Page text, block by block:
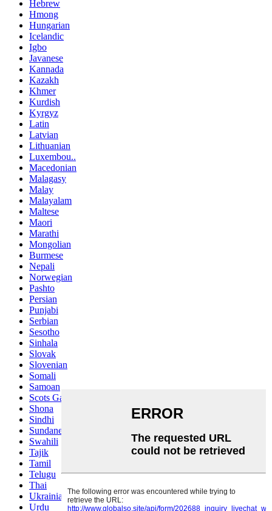
Hebrew
Hmong
Hungarian
Icelandic
Igbo
Javanese
Kannada
Kazakh
Khmer
Kurdish
Kyrgyz
Latin
Latvian
Lithuanian
Luxembou..
Macedonian
Malagasy
Malay
Malayalam
Maltese
Maori
Marathi
Mongolian
Burmese
Nepali
Norwegian
Pashto
Persian
Punjabi
Serbian
Sesotho
Sinhala
Slovak
Slovenian
Somali
Samoan
Scots Gaelic
Shona
Sindhi
Sundanese
Swahili
Tajik
Tamil
Telugu
Thai
Ukrainian
Urdu